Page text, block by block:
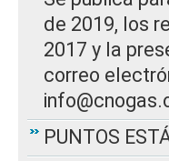
de 2019, los
2017 y la
correo
PUNTOS